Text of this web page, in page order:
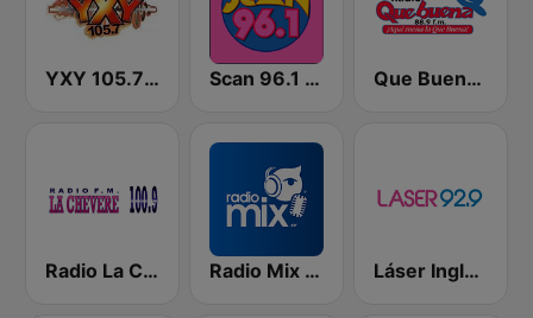
YXY 105.7 FM Scan 96.1 FM Que Buena 88.9 FM
Radio La Chevere 100.9 FM Radio Mix El Salvador Láser Inglés 92.9